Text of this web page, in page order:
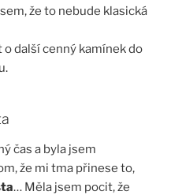
že to nebude klasická
o další cenný kamínek do
čas a byla jsem
že mi tma přinese to,
… Měla jsem pocit, že